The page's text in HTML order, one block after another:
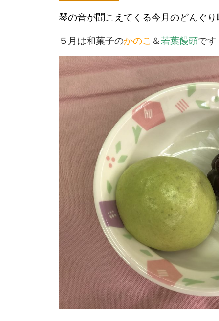
琴の音が聞こえてくる今月のどんぐ
５月は和菓子のかのこ ＆若葉饅頭です